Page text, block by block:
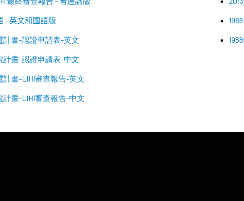
- 英文和國語版
計畫-認證申請表-英文
計畫-認證申請表-中文
計畫-LIHI審查報告-英文
計畫-LIHI審查報告-中文